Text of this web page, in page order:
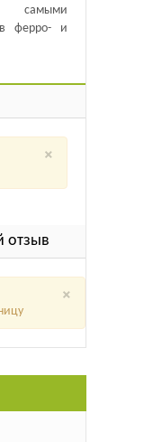
самыми
ферро- и
×
отзыв
×